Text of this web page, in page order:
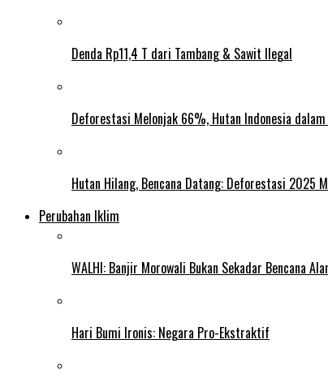
Denda Rp11,4 T dari Tambang & Sawit Ilegal
Deforestasi Melonjak 66%, Hutan Indonesia
Hutan Hilang, Bencana Datang: Deforestasi 2025
Perubahan Iklim
WALHI: Banjir Morowali Bukan Sekadar Bencana
Hari Bumi Ironis: Negara Pro-Ekstraktif